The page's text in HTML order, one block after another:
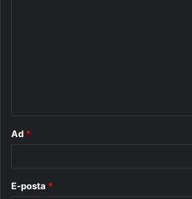
Ad *
E-posta *